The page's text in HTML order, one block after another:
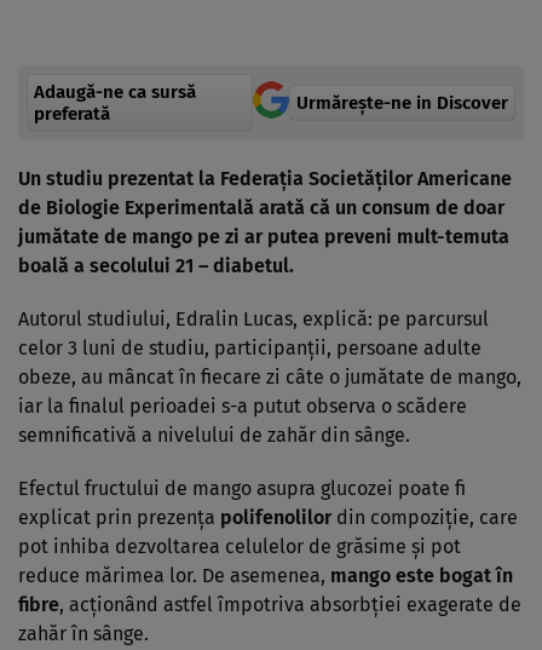
Adaugă-ne ca sursă
preferată
Urmărește-ne in Discover
Un studiu prezentat la Federaţia Societăţilor Americane
de Biologie Experimentală arată că un consum de doar
jumătate de mango pe zi ar putea preveni mult-temuta
boală a secolului 21 – diabetul.
Autorul studiului, Edralin Lucas, explică: pe parcursul
celor 3 luni de studiu, participanţii, persoane adulte
obeze, au mâncat în fiecare zi câte o jumătate de mango,
iar la finalul perioadei s-a putut observa o scădere
semnificativă a nivelului de zahăr din sânge.
Efectul fructului de mango asupra glucozei poate fi
explicat prin prezenţa polifenolilordin compoziţie, care
pot inhiba dezvoltarea celulelor de grăsime şi pot
reduce mărimea lor. De asemenea, mango este bogat în
fibre, acţionând astfel împotriva absorbţiei exagerate de
zahăr în sânge.